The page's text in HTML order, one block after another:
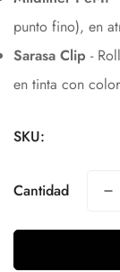
punto fino), en
Sarasa Clip -
en tinta con
SKU:
Cantidad